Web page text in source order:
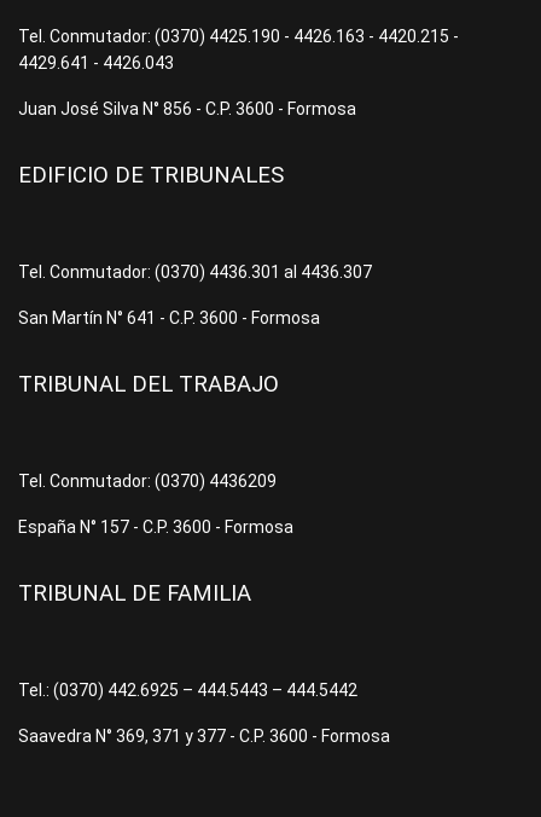
Tel. Conmutador: (0370) 4425.190 - 4426.163 - 4420.215 -
4429.641 - 4426.043
Juan José Silva N° 856 - C.P. 3600 - Formosa
EDIFICIO DE TRIBUNALES
Tel. Conmutador: (0370) 4436.301 al 4436.307
San Martín N° 641 - C.P. 3600 - Formosa
TRIBUNAL DEL TRABAJO
Tel. Conmutador: (0370) 4436209
España N° 157 - C.P. 3600 - Formosa
TRIBUNAL DE FAMILIA
Tel.: (0370) 442.6925 – 444.5443 – 444.5442
Saavedra N° 369, 371 y 377 - C.P. 3600 - Formosa